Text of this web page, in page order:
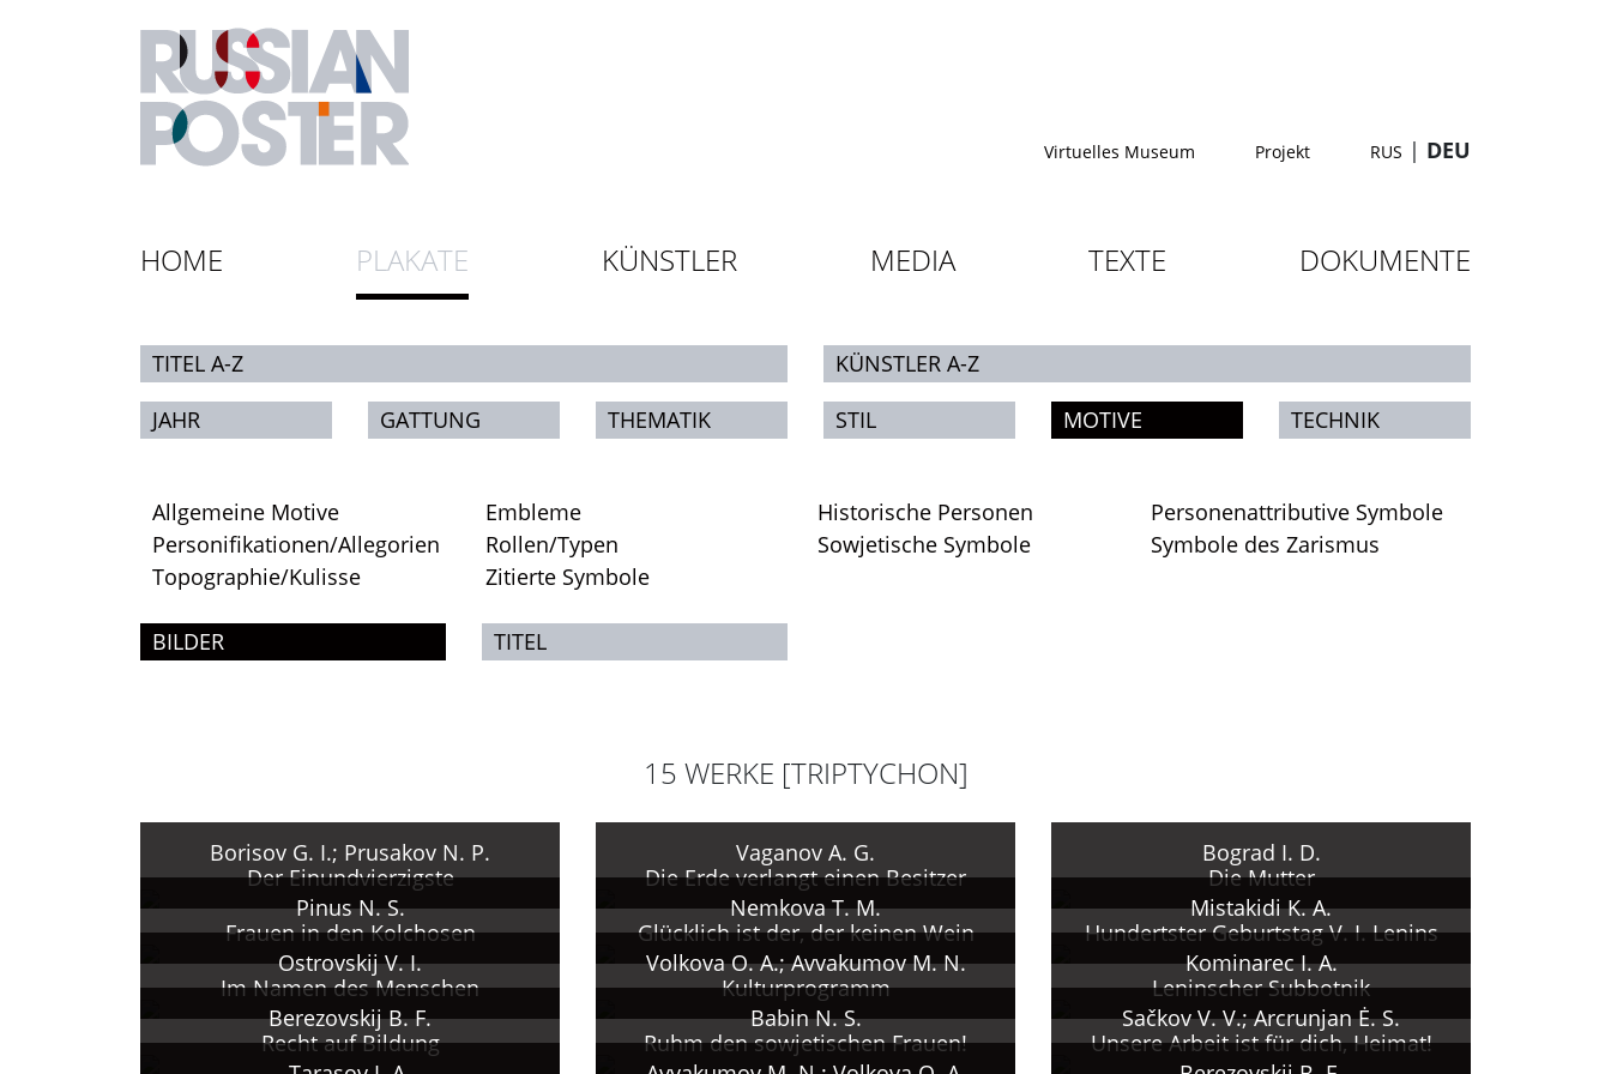
Virtuelles Museum Projekt RUS | DEU
HOME PLAKATE KÜNSTLER MEDIA TEXTE DOKUMENTE
TITEL A-Z
KÜNSTLER A-Z
JAHR
GATTUNG THEMATIK STIL MOTIVE TECHNIK
Allgemeine Motive Embleme Historische Personen
Personenattributive Symbole
Personifikationen/Allegorien
Rollen/Typen Sowjetische Symbole
Symbole des Zarismus
Topographie/Kulisse
Zitierte Symbole
BILDER TITEL
15 WERKE [TRIPTYCHON]
Borisov G. I.; Prusakov N. P.
Der Einundvierzigste
Vaganov A. G.
Die Erde verlangt einen Besitzer
Bograd I. D.
Die Mutter
Pinus N. S.
Frauen in den Kolchosen
Nemkova T. M.
Glücklich ist der, der keinen Wein
Mistakidi K. A.
Hundertster Geburtstag V. I. Lenins
Ostrovskij V. I.
Im Namen des Menschen
Volkova O. A.; Avvakumov M. N.
Kulturprogramm
Kominarec I. A.
Leninscher Subbotnik
Berezovskij B. F.
Recht auf Bildung
Babin N. S.
Ruhm den sowjetischen Frauen!
Sačkov V. V.; Arcrunjan Ė. S.
Unsere Arbeit ist für dich, Heimat!